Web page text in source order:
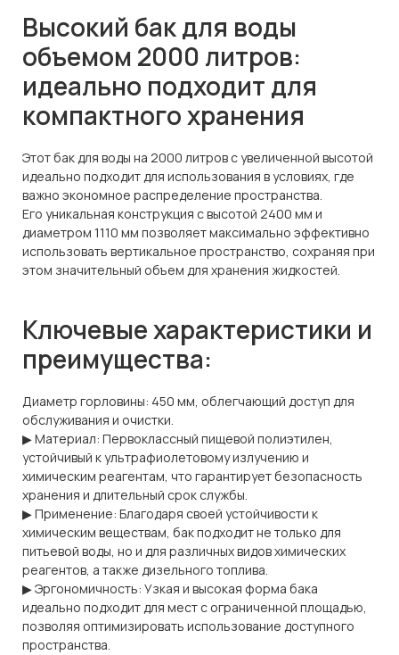
Высокий бак для воды
объемом 2000 литров:
идеально подходит для
компактного хранения
Этот бак для воды на 2000 литров с увеличенной высотой
идеально подходит для использования в условиях, где
важно экономное распределение пространства.
Его уникальная конструкция с высотой 2400 мм и
диаметром 1110 мм позволяет максимально эффективно
использовать вертикальное пространство, сохраняя при
этом значительный объем для хранения жидкостей.
Ключевые характеристики и
преимущества:
Диаметр горловины: 450 мм, облегчающий доступ для
обслуживания и очистки.
▶ Материал: Первоклассный пищевой полиэтилен,
устойчивый к ультрафиолетовому излучению и
химическим реагентам, что гарантирует безопасность
хранения и длительный срок службы.
▶ Применение: Благодаря своей устойчивости к
химическим веществам, бак подходит не только для
питьевой воды, но и для различных видов химических
реагентов, а также дизельного топлива.
▶ Эргономичность: Узкая и высокая форма бака
идеально подходит для мест с ограниченной площадью,
позволяя оптимизировать использование доступного
пространства.